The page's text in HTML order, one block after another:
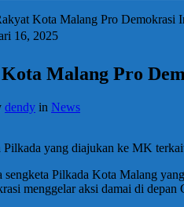
Kota Malang Pro Demokrasi
16, 2025
Malang Pro
dendy in News
Pilkada yang diajukan ke MK
sengketa Pilkada Kota Malang
menggelar aksi damai di